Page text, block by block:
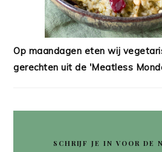
Op maandagen eten wij
gerechten uit de 'Meatless
SCHRIJF JE IN VOOR DE